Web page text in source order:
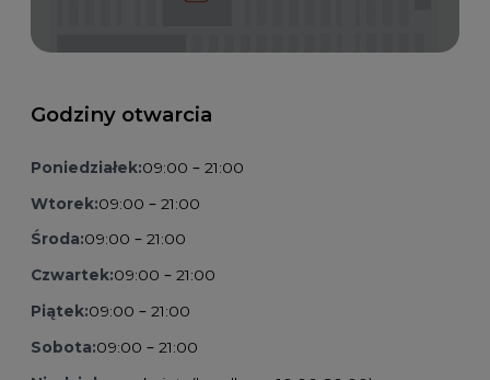
Godziny otwarcia
Poniedziałek:09:00 – 21:00
Wtorek:09:00 – 21:00
Środa:09:00 – 21:00
Czwartek:09:00 – 21:00
Piątek:09:00 – 21:00
Sobota:09:00 – 21:00